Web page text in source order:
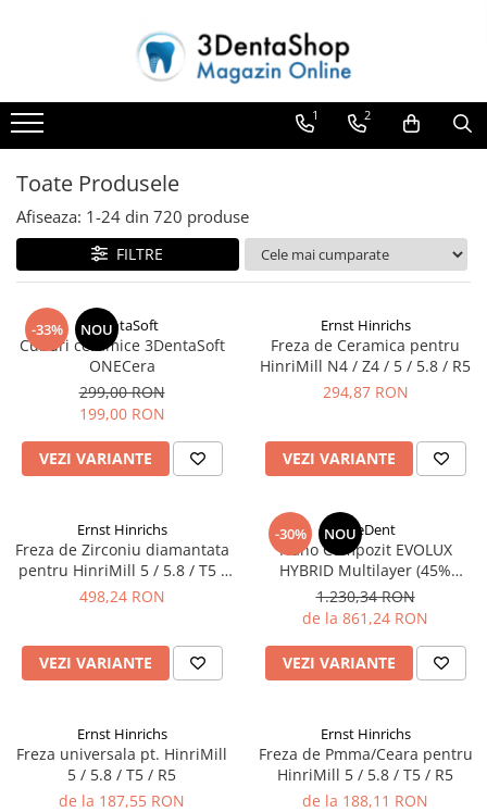
Toate Produsele
Aparate de Frezat
Aparate de Frezat
Frezare in 4 axe
Frezare in 5 axe
Frezare in mediu umed
Frezare si Diskchanger
Freze
Aparate de Frezat %REFURBISHED%
Protetica
Anatomie redusa
Auxiliare
DCR + Full Anatomic
Incarcari Imediate
Lucrari Fixe All-on-4/6
Scannere Dentare
Scanner de Laborator
1 2
Toate Produsele
Afiseaza: 1-24 din 720 produse
FILTRE
-33% NOU
3DentaSoft
Cuburi ceramice 3DentaSoft
ONECera
299,00 RON
199,00 RON
VEZI VARIANTE
Ernst Hinrichs
Freza de Ceramica pentru
HinriMill N4 / Z4 / 5 / 5.8 / R5
294,87 RON
VEZI VARIANTE
Ernst Hinrichs
Freza de Zirconiu diamantata
pentru HinriMill 5 / 5.8 / T5 /
R5
498,24 RON
VEZI VARIANTE
-30% NOU
BlueDent
Nano Compozit EVOLUX
HYBRID Multilayer (45%
Ceramica)
1.230,34 RON
de la 861,24 RON
VEZI VARIANTE
Ernst Hinrichs
Freza universala pt. HinriMill
5 / 5.8 / T5 / R5
de la 187,55 RON
Ernst Hinrichs
Freza de Pmma/Ceara pentru
HinriMill 5 / 5.8 / T5 / R5
de la 188,11 RON